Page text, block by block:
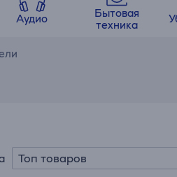
Аудио
Бытовая
техника
Топ товаров